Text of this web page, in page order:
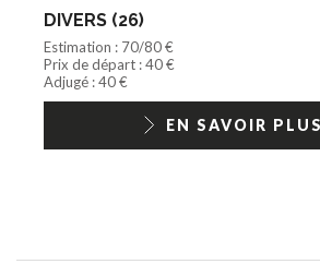
DIVERS (26)
Estimation : 70/80 €
Prix de départ : 40 €
Adjugé : 40 €
EN SAVOIR PLUS